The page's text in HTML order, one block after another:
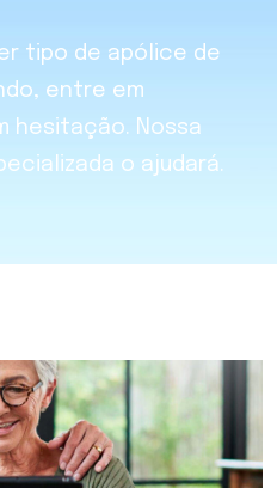
tipo de apólice de
entre em
hesitação. Nossa
o ajudará.